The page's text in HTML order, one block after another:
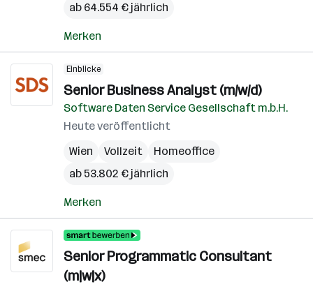
ab 64.554 € jährlich
Merken
Einblicke
Senior Business Analyst (m/w/d)
Software Daten Service Gesellschaft m.b.H.
Heute veröffentlicht
Wien
Vollzeit
Homeoffice
ab 53.802 € jährlich
Merken
Senior Programmatic Consultant
(m|w|x)